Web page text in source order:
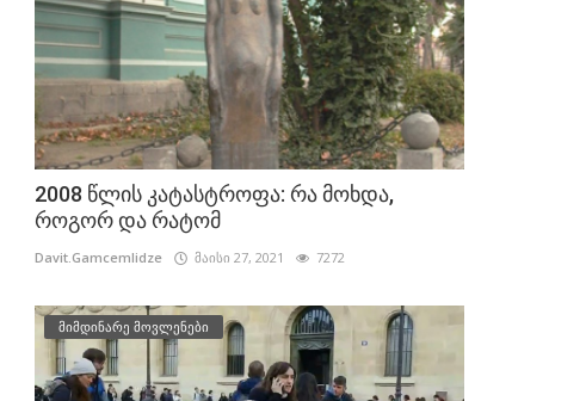
2008 წლის კატასტროფა: რა მოხდა,
როგორ და რატომ
Davit.Gamcemlidze მაისი 27, 2021 7272
მიმდინარე მოვლენები